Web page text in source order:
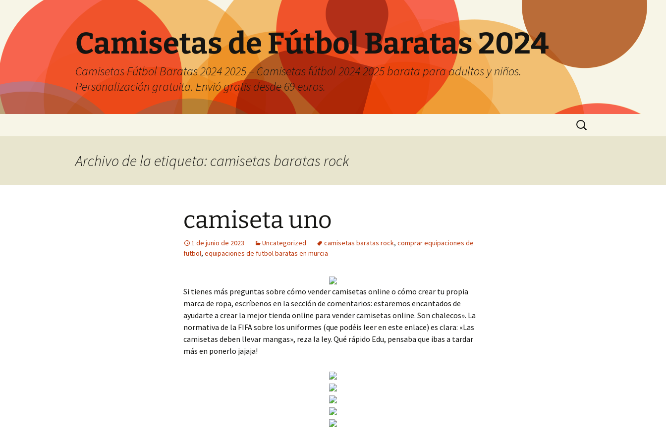
Camisetas de Fútbol Baratas 2024
Camisetas Fútbol Baratas 2024 2025 – Camisetas fútbol 2024 2025 barata para adultos y niños.
Personalización gratuita. Envió gratis desde 69 euros.
Buscar:
Archivo de la etiqueta: camisetas baratas rock
camiseta uno
1 de junio de 2023 Uncategorized camisetas baratas rock, comprar equipaciones de
futbol, equipaciones de futbol baratas en murcia
Si tienes más preguntas sobre cómo vender camisetas online o cómo crear tu propia
marca de ropa, escríbenos en la sección de comentarios: estaremos encantados de
ayudarte a crear la mejor tienda online para vender camisetas online. Son chalecos». La
normativa de la FIFA sobre los uniformes (que podéis leer en este enlace) es clara: «Las
camisetas deben llevar mangas», reza la ley. Qué rápido Edu, pensaba que ibas a tardar
más en ponerlo jajaja!